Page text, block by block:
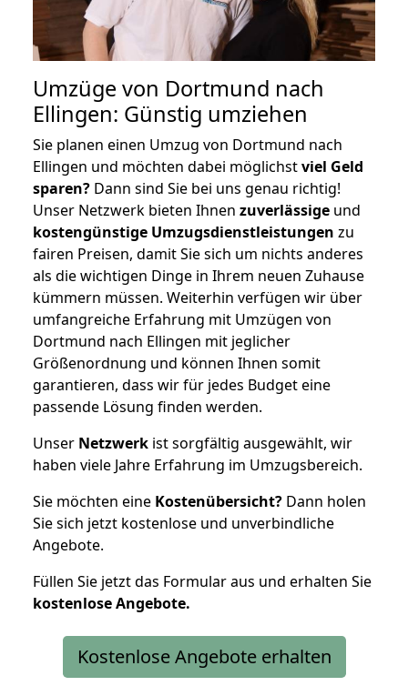
Umzüge von Dortmund nach
Ellingen: Günstig umziehen
Sie planen einen Umzug von Dortmund nach
Ellingen und möchten dabei möglichstviel Geld
sparen? Dann sind Sie bei uns genau richtig!
Unser Netzwerk bieten Ihnen zuverlässige und
kostengünstige Umzugsdienstleistungen zu
fairen Preisen, damit Sie sich um nichts anderes
als die wichtigen Dinge in Ihrem neuen Zuhause
kümmern müssen. Weiterhin verfügen wir über
umfangreiche Erfahrung mit Umzügen von
Dortmund nach Ellingen mit jeglicher
Größenordnung und können Ihnen somit
garantieren, dass wir für jedes Budget eine
passende Lösung finden werden.
Unser Netzwerk ist sorgfältig ausgewählt, wir
haben viele Jahre Erfahrung im Umzugsbereich.
Sie möchten eine Kostenübersicht? Dann holen
Sie sich jetzt kostenlose und unverbindliche
Angebote.
Füllen Sie jetzt das Formular aus und erhalten Sie
kostenloseAngebote.
Kostenlose Angebote erhalten